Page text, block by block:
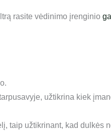
rasite vėdinimo įrenginio
užtikrina kiek
taip užtikrinant, kad dulkės